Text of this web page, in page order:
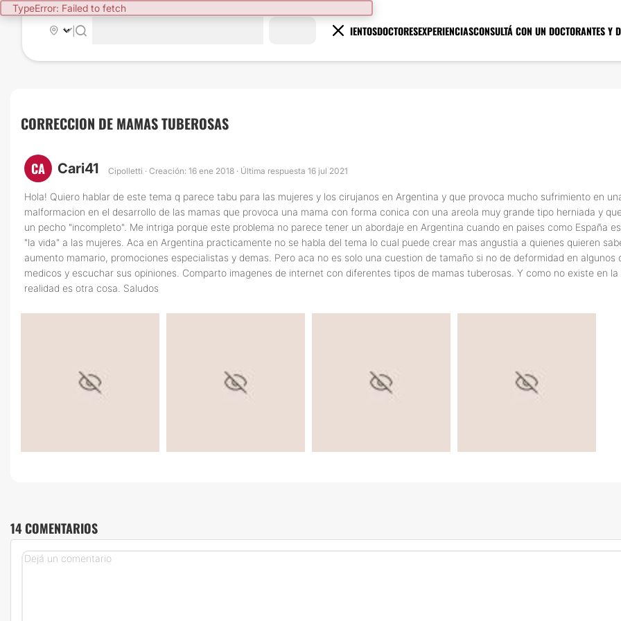
TypeError: Failed to fetch
TRATAMIENTOSDOCTORESEXPERIENCIASCONSULTÁ CON UN DOCTORANTES Y
|
CORRECCION DE MAMAS TUBEROSAS
CA Cari41 Cipolletti · Creación: 16 ene 2018 · Última respuesta 16 jul 2021
Hola! Quiero hablar de este tema q parece tabu para las mujeres y los cirujanos en Argentina y que provoca mucho sufrimiento en
malformacion en el desarrollo de las mamas que provoca una mama con forma conica con una areola muy grande tipo herniada y
un pecho "incompleto". Me intriga porque este problema no parece tener un abordaje en Argentina cuando en paises como España
"la vida" a las mujeres. Aca en Argentina practicamente no se habla del tema lo cual puede crear mas angustia a quienes quieren
aumento mamario, promociones especialistas y demas. Pero aca no es solo una cuestion de tamaño si no de deformidad en
medicos y escuchar sus opiniones. Comparto imagenes de internet con diferentes tipos de mamas tuberosas. Y como no existe en
realidad es otra cosa. Saludos
14 COMENTARIOS